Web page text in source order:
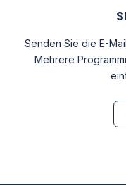
Senden Sie die E-
Mehrere